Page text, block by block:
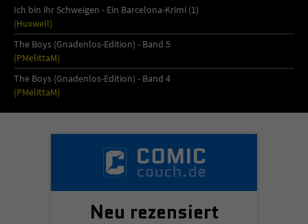
Ich bin ihr Schweigen - Ein Barcelona-Krimi (1)
(Huxwell)
The Boys (Gnadenlos-Edition) - Band 5
(PMelittaM)
The Boys (Gnadenlos-Edition) - Band 4
(PMelittaM)
Neu rezensiert